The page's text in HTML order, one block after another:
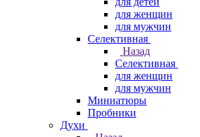
для женщин
для мужчин
Селективная
Назад
Селективная
для женщин
для мужчин
Миниатюры
Пробники
Духи